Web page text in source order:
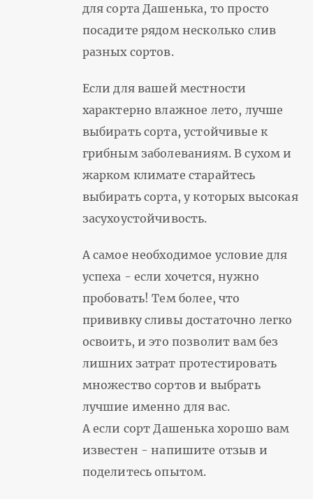
для сорта Дашенька, то просто
посадите рядом несколько слив
разных сортов.
Если для вашей местности
характерно влажное лето, лучше
выбирать сорта, устойчивые к
грибным заболеваниям. В сухом и
жарком климате старайтесь
выбирать сорта, у которых высокая
засухоустойчивость.
А самое необходимое условие для
успеха - если хочется, нужно
пробовать! Тем более, что
прививку сливы достаточно легко
освоить, и это позволит вам без
лишних затрат протестировать
множество сортов и выбрать
лучшие именно для вас.
А если сорт Дашенька хорошо вам
известен - напишите отзыв и
поделитесь опытом.